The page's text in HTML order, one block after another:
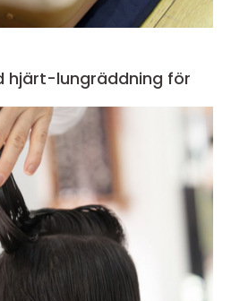
hjärt-lungräddning för